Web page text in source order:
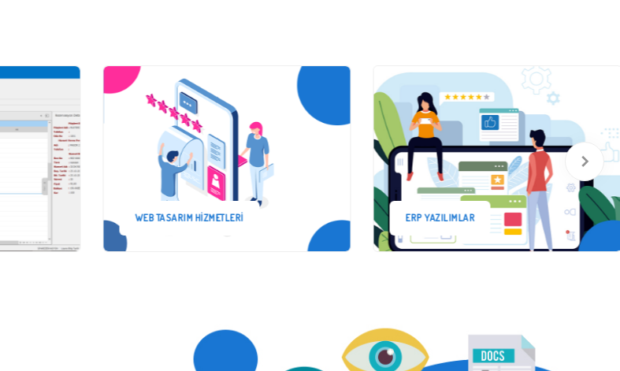
WEB TASARIM HIZMETLERI ERP YAZILIMLAR